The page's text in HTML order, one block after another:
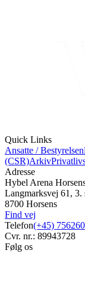
Quick Links
Ansatte / Bestyrelsen
(CSR)Arkiv
Adresse
Hybel Arena
Langmarksvej 61, 3.
8700 Horsens
Find vej
Telefon(+45)
Cvr. nr.: 89943728
Følg os